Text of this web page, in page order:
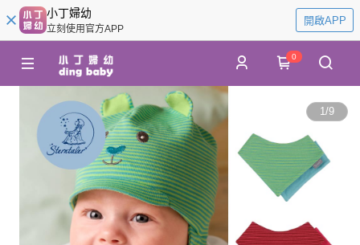
小丁婦幼
立刻使用官方APP
開啟APP
0
1/9